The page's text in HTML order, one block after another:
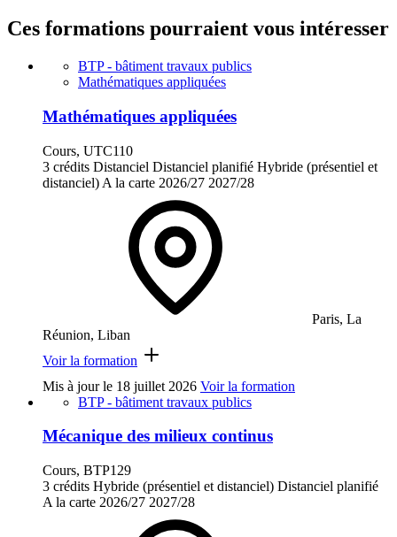
Ces formations pourraient vous intéresser
BTP - bâtiment travaux publics
Mathématiques appliquées
Mathématiques appliquées
Cours, UTC110
3 crédits Distanciel Distanciel planifié Hybride (présentiel et
distanciel) A la carte 2026/27 2027/28
Paris, La
Réunion, Liban
Voir la formation
Mis à jour le 18 juillet 2026 Voir la formation
BTP - bâtiment travaux publics
Mécanique des milieux continus
Cours, BTP129
3 crédits Hybride (présentiel et distanciel) Distanciel planifié
A la carte 2026/27 2027/28